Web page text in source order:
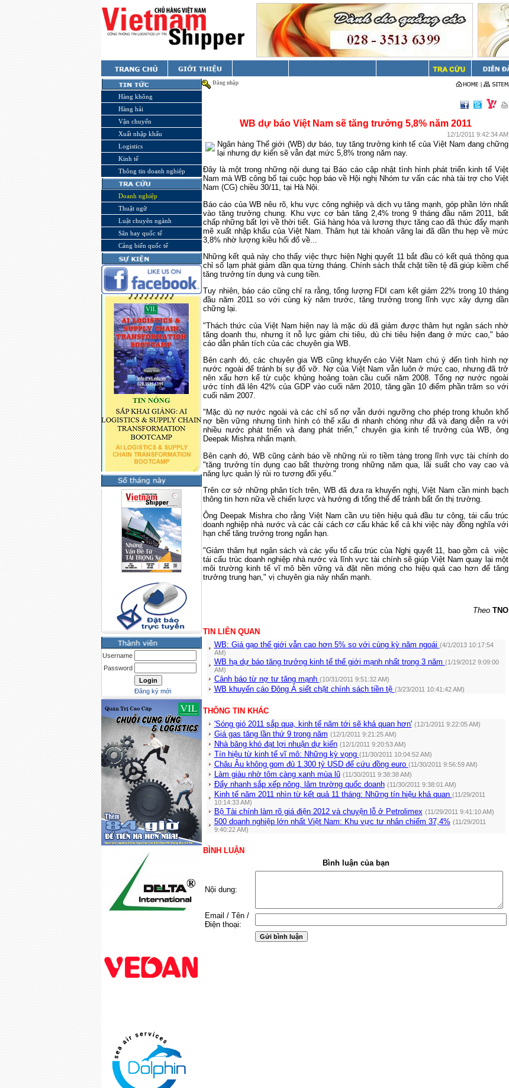
Hàng không
Hàng hải
Vận chuyển
Xuất nhập khẩu
Logistics
Kinh tế
Thông tin doanh nghiệp
Doanh nghiệp
Thuật ngữ
Luật chuyên ngành
Sân bay quốc tế
Cảng biển quốc tế
Username
Password
Đăng ký mới
Đăng nhập
WB dự báo Việt Nam sẽ tăng trưởng 5,8% năm 2011
12/1/2011 9:42:34 AM
Ngân hàng Thế giới (WB) dự báo, tuy tăng trưởng kinh tế của Việt Nam đang chững
lại nhưng dự kiến sẽ vẫn đạt mức 5,8% trong năm nay.
Đây là một trong những nội dung tại Báo cáo cập nhật tình hình phát triển kinh tế Việt
Nam mà WB công bố tại cuộc họp báo về Hội nghị Nhóm tư vấn các nhà tài trợ cho Việt
Nam (CG) chiều 30/11, tại Hà Nội.
Báo cáo của WB nêu rõ, khu vực công nghiệp và dịch vụ tăng mạnh, góp phần lớn nhất
vào tăng trưởng chung. Khu vực cơ bản tăng 2,4% trong 9 tháng đầu năm 2011, bất
chấp những bất lợi về thời tiết. Giá hàng hóa và lương thực tăng cao đã thúc đẩy mạnh
mẽ xuất nhập khẩu của Việt Nam. Thâm hụt tài khoản vãng lai đã dần thu hẹp về mức
3,8% nhờ lượng kiều hối đổ về...
Những kết quả này cho thấy việc thực hiện Nghị quyết 11 bắt đầu có kết quả thông qua
chỉ số lạm phát giảm dần qua từng tháng. Chính sách thắt chặt tiền tệ đã giúp kiềm chế
tăng trưởng tín dụng và cung tiền.
Tuy nhiên, báo cáo cũng chỉ ra rằng, tổng lượng FDI cam kết giảm 22% trong 10 tháng
đầu năm 2011 so với cùng kỳ năm trước, tăng trưởng trong lĩnh vực xây dựng dần
chững lại.
"Thách thức của Việt Nam hiện nay là mặc dù đã giảm được thâm hụt ngân sách nhờ
tăng doanh thu, nhưng ít nỗ lực giảm chi tiêu, dù chi tiêu hiện đang ở mức cao," báo
cáo dẫn phân tích của các chuyên gia WB.
Bên cạnh đó, các chuyên gia WB cũng khuyến cáo Việt Nam chú ý đến tình hình nợ
nước ngoài để tránh bị sự đổ vỡ. Nợ của Việt Nam vẫn luôn ở mức cao, nhưng đã trở
nên xấu hơn kể từ cuộc khủng hoảng toàn cầu cuối năm 2008. Tổng nợ nước ngoài
ước tính đã lên 42% của GDP vào cuối năm 2010, tăng gần 10 điểm phần trăm so với
cuối năm 2007.
"Mặc dù nợ nước ngoài và các chỉ số nợ vẫn dưới ngưỡng cho phép trong khuôn khổ
nợ bền vững nhưng tình hình có thể xấu đi nhanh chóng như đã và đang diễn ra với
nhiều nước phát triển và đang phát triển," chuyên gia kinh tế trưởng của WB, ông
Deepak Mishra nhấn mạnh.
Bên cạnh đó, WB cũng cảnh báo về những rủi ro tiềm tàng trong lĩnh vực tài chính do
"tăng trưởng tín dụng cao bất thường trong những năm qua, lãi suất cho vay cao và
năng lực quản lý rủi ro tương đối yếu."
Trên cơ sở những phân tích trên, WB đã đưa ra khuyến nghị, Việt Nam cần minh bạch
thông tin hơn nữa về chiến lược và hướng đi tổng thể để tránh bất ổn thị trường.
Ông Deepak Mishra cho rằng Việt Nam cần ưu tiên hiệu quả đầu tư công, tái cấu trúc
doanh nghiệp nhà nước và các cải cách cơ cấu khác kể cả khi việc này đồng nghĩa với
hạn chế tăng trưởng trong ngắn hạn.
"Giảm thâm hụt ngân sách và các yếu tố cấu trúc của Nghị quyết 11, bao gồm cả việc
tái cấu trúc doanh nghiệp nhà nước và lĩnh vực tài chính sẽ giúp Việt Nam quay lại một
môi trường kinh tế vĩ mô bền vững và đặt nền móng cho hiệu quả cao hơn để tăng
trưởng trung hạn," vị chuyên gia này nhấn mạnh.
Theo TNO
TIN LIÊN QUAN
WB: Giá gạo thế giới vẫn cao hơn 5% so với cùng kỳ năm ngoái (4/1/2013 10:17:54
AM)
WB hạ dự báo tăng trưởng kinh tế thế giới mạnh nhất trong 3 năm (1/19/2012 9:09:00
AM)
Cảnh báo từ nợ tư tăng mạnh (10/31/2011 9:51:32 AM)
WB khuyến cáo Đông Á siết chặt chính sách tiền tệ (3/23/2011 10:41:42 AM)
THÔNG TIN KHÁC
'Sóng gió 2011 sắp qua, kinh tế năm tới sẽ khả quan hơn' (12/1/2011 9:22:05 AM)
Giá gas tăng lần thứ 9 trong năm (12/1/2011 9:21:25 AM)
Nhà băng khó đạt lợi nhuận dự kiến (12/1/2011 9:20:53 AM)
Tín hiệu từ kinh tế vĩ mô: Những kỳ vọng (11/30/2011 10:04:52 AM)
Châu Âu không gom đủ 1.300 tỷ USD để cứu đồng euro (11/30/2011 9:56:59 AM)
Làm giàu nhờ tôm càng xanh mùa lũ (11/30/2011 9:38:38 AM)
Đẩy nhanh sắp xếp nông, lâm trường quốc doanh (11/30/2011 9:38:01 AM)
Kinh tế năm 2011 nhìn từ kết quả 11 tháng: Những tín hiệu khả quan (11/29/2011
10:14:33 AM)
Bộ Tài chính làm rõ giá điện 2012 và chuyện lỗ ở Petrolimex (11/29/2011 9:41:10 AM)
500 doanh nghiệp lớn nhất Việt Nam: Khu vực tư nhân chiếm 37,4% (11/29/2011
9:40:22 AM)
BÌNH LUẬN
Bình luận của bạn
Nội dung:
Email / Tên /
Điện thoại: